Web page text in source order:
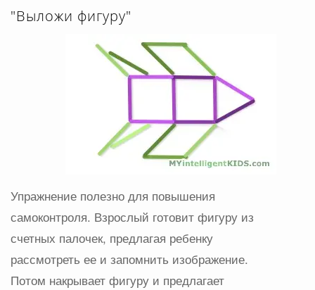
"Выложи фигуру"
Упражнение полезно для повышения
самоконтроля. Взрослый готовит фигуру из
счетных палочек, предлагая ребенку
рассмотреть ее и запомнить изображение.
Потом накрывает фигуру и предлагает